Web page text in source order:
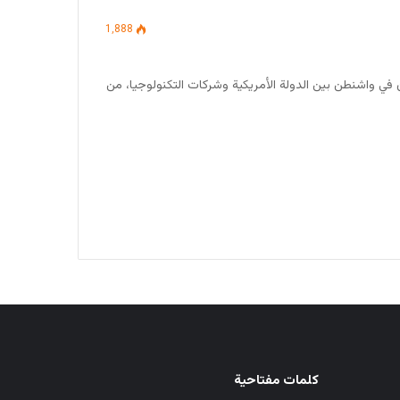
1٬888
واشنطن بين الدولة الأمريكية وشركات التكنولوجيا، من
كلمات مفتاحية